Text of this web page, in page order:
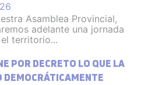
Asamblea Provincial,
adelante una jornada
territorio...
POR DECRETO LO QUE LA
DEMOCRÁTICAMENTE